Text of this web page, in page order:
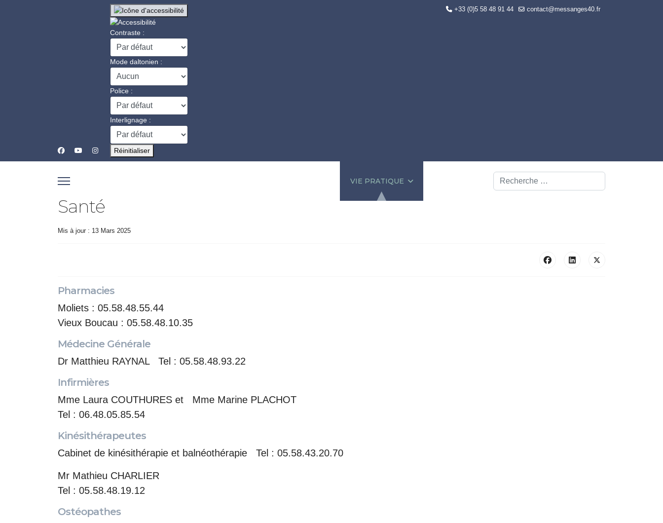
Contraste :
Mode daltonien :
Police :
Interlignage :
Réinitialiser
+33 (0)5 58 48 91 44 contact@messanges40.fr
VIE PRATIQUE Rechercher
Santé
Mis à jour : 13 Mars 2025
Pharmacies
Moliets : 05.58.48.55.44
Vieux Boucau : 05.58.48.10.35
Médecine Générale
Dr Matthieu RAYNAL Tel : 05.58.48.93.22
Infirmières
Mme Laura COUTHURES et Mme Marine PLACHOT
Tel : 06.48.05.85.54
Kinésithérapeutes
Cabinet de kinésithérapie et balnéothérapie Tel : 05.58.43.20.70
Mr Mathieu CHARLIER
Tel : 05.58.48.19.12
Ostéopathes